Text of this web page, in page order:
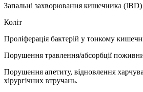
Запальні захворювання кишечника (IBD)
Коліт
Проліферація бактерій у тонкому
Порушення травлення/абсорбції
Порушення апетиту, відновлення
хірургічних втручань.